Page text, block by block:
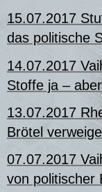
15.07.2017
das politische
14.07.2017
Stoffe ja –
13.07.2017
Brötel
07.07.2017
von politischer